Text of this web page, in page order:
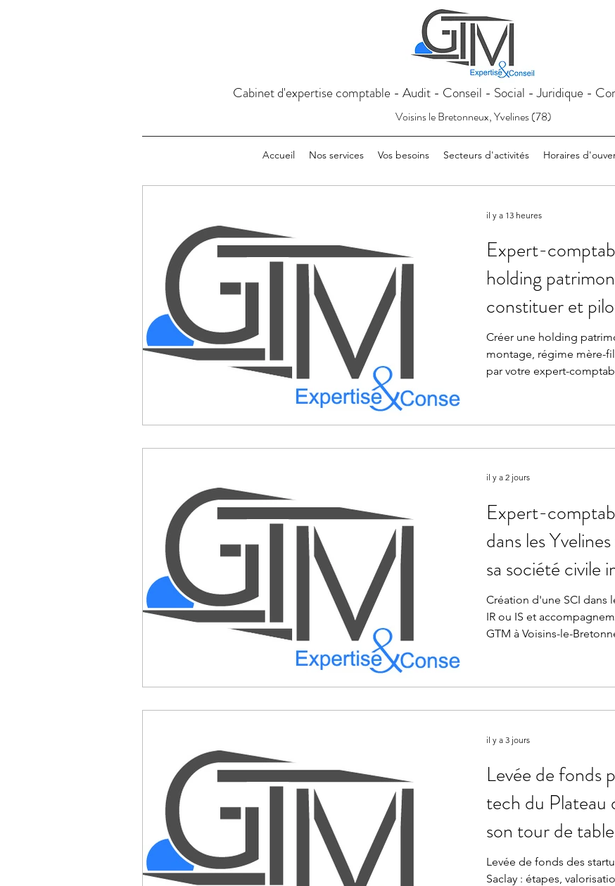
Cabinet d'expertise comptable - Audit - Conseil - Social - Juridique -
Voisins le Bretonneux, Yvelines (78)
Accueil Nos services Vos besoins Secteurs d'activités Horaires
Expert-
holding
constituer et
— Cabinet
Bretonneux
Créer une holding
montage, régime mère-
par votre expert-
il y a 13 heures
Expert-
dans les
sa société civile
Cabinet GTM
Création d'une SCI dans
IR ou IS et
GTM à Voisins-le-
il y a 2 jours
Levée de fonds
tech du Plateau
son tour de
Voisins-le-
Levée de fonds des
Saclay : étapes,
il y a 3 jours